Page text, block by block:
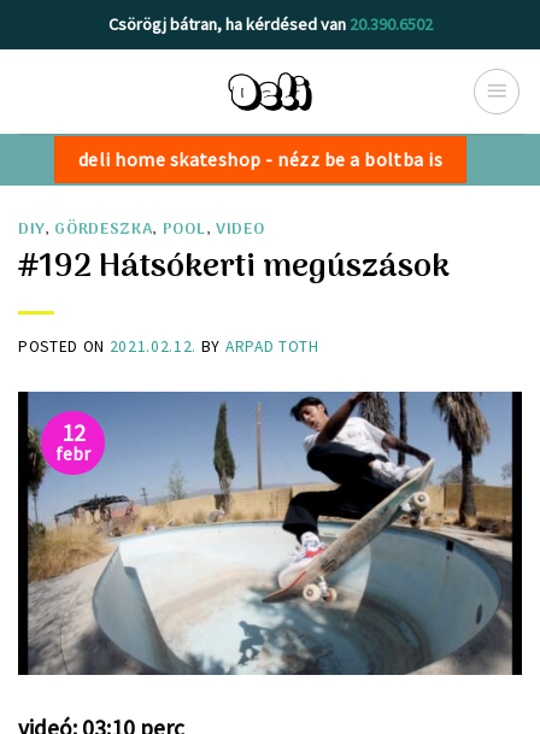
to
Csörögj bátran, ha kérdésed van 20.390.6502
deli home skateshop - nézz be a boltba is
DIY, GÖRDESZKA, POOL, VIDEO
#192 Hátsókerti megúszások
POSTED ON 2021.02.12. BY ARPAD TOTH
12
febr
videó: 03:10 perc